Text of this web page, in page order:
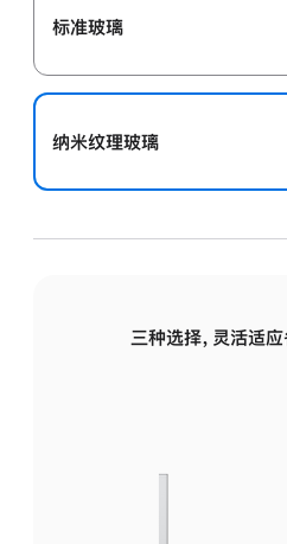
标准玻璃
纳米纹理玻璃
三种选择，灵活适应